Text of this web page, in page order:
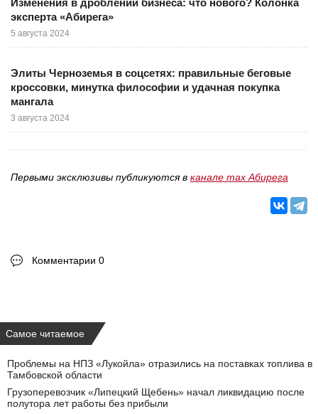
Изменения в дроблении бизнеса: что нового? Колонка
эксперта «Абирега»
5 августа 2024
Элиты Черноземья в соцсетях: правильные беговые
кроссовки, минутка философии и удачная покупка
мангала
3 августа 2024
Первыми эксклюзивы публикуются в канале max Абирега
Комментарии 0
Самое читаемое
Проблемы на НПЗ «Лукойла» отразились на поставках топлива в
Тамбовской области
Грузоперевозчик «Липецкий Щебень» начал ликвидацию после
полутора лет работы без прибыли